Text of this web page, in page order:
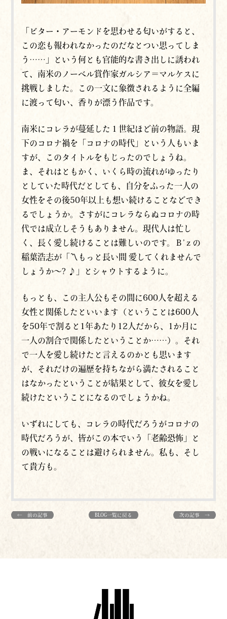
「ビター・アーモンドを思わせる匂いがすると、
この恋も報われなかったのだなとつい思ってしま
う……」という何とも官能的な書き出しに誘われ
て、南米のノーベル賞作家ガルシア＝マルケスに
挑戦しました。この一文に象徴されるように全編
に渡って匂い、香りが漂う作品です。
南米にコレラが蔓延した１世紀ほど前の物語。現
下のコロナ禍を「コロナの時代」という人もいま
すが、このタイトルをもじったのでしょうね。
ま、それはともかく、いくら時の流れがゆったり
としていた時代だとしても、自分をふった一人の
女性をその後50年以上も想い続けることなどでき
るでしょうか。さすがにコレラならぬコロナの時
代では成立しそうもありません。現代人は忙し
く、長く愛し続けることは難しいのです。Ｂ’ｚの
稲葉浩志が「〽もっと長い間 愛してくれませんで
しょうか～? ♪」とシャウトするように。
もっとも、この主人公もその間に600人を超える
女性と関係したといいます（ということは600人
を50年で割ると1年あたり12人だから、1か月に
一人の割合で関係したということか……）。それ
で一人を愛し続けたと言えるのかとも思います
が、それだけの遍歴を持ちながら満たされること
はなかったということが結果として、彼女を愛し
続けたということになるのでしょうかね。
いずれにしても、コレラの時代だろうがコロナの
時代だろうが、皆がこの本でいう「老齢恐怖」と
の戦いになることは避けられません。私も、そし
て貴方も。
← 前の記事 BLOG一覧に戻る 次の記事 →